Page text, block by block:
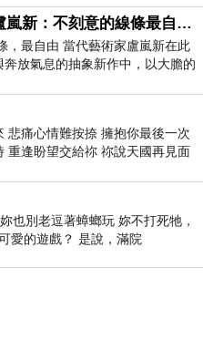
當代藝術家盧嵐新：不刻意的線條最自由，讓色彩流動、筆觸自己說話
，最自由 當代藝術家盧嵐新在此
奔放氣息的抽象新作中，以大膽的
布上揮灑、壓印與流淌
悲痛心情難按捺 擁抱你最後一次
重逢盼望交給祢 祢說天國再見面
他日靈魂再
也別老逗著蟑螂玩 妳不打死牠，
愛的遊戲？ 是說，滿院